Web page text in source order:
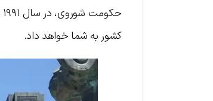
کشور به شما خواهد داد.